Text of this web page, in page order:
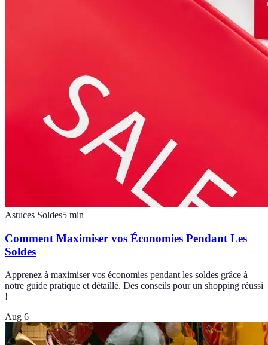
Astuces Soldes5 min
Comment Maximiser vos Économies Pendant Les
Soldes
Apprenez à maximiser vos économies pendant les soldes grâce à
notre guide pratique et détaillé. Des conseils pour un shopping réussi
!
Aug 6